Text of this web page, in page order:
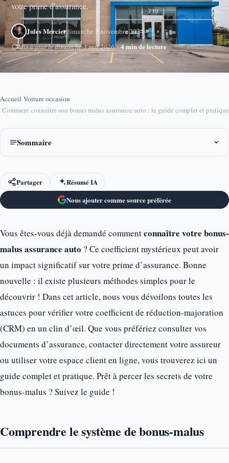
votre prime d'assurance.
Jules Mercierdimanche 3 novembre 2024
Mis à jour le dimanche 3 mai 2026
4 min de lecture
Accueil Voiture occasion
Comment connaitre son bonus malus assurance auto : le guide complet et pratique
Sommaire
Partager
Résumé IA
Nous ajouter comme source préférée
Vous êtes-vous déjà demandé commentconnaître votre bonus-
malus assurance auto ? Ce coefficient mystérieux peut avoir
un impact significatif sur votre prime d’assurance. Bonne
nouvelle : il existe plusieurs méthodes simples pour le
découvrir ! Dans cet article, nous vous dévoilons toutes les
astuces pour vérifier votre coefficient de réduction-majoration
(CRM) en un clin d’œil. Que vous préfériez consulter vos
documents d’assurance, contacter directement votre assureur
ou utiliser votre espace client en ligne, vous trouverez ici un
guide complet et pratique. Prêt à percer les secrets de votre
bonus-malus ? Suivez le guide !
Comprendre le système de bonus-malus